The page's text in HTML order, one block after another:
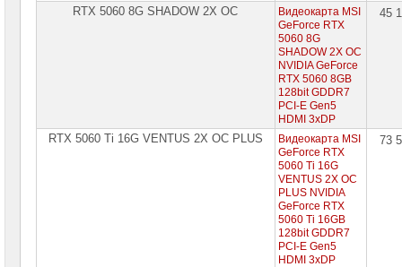
RTX 5060 8G SHADOW 2X OC
Видеокарта MSI
GeForce RTX
5060 8G
SHADOW 2X OC
NVIDIA GeForce
RTX 5060 8GB
128bit GDDR7
PCI-E Gen5
HDMI 3xDP
45
RTX 5060 Ti 16G VENTUS 2X OC PLUS
Видеокарта MSI
GeForce RTX
5060 Ti 16G
VENTUS 2X OC
PLUS NVIDIA
GeForce RTX
5060 Ti 16GB
128bit GDDR7
PCI-E Gen5
HDMI 3xDP
73